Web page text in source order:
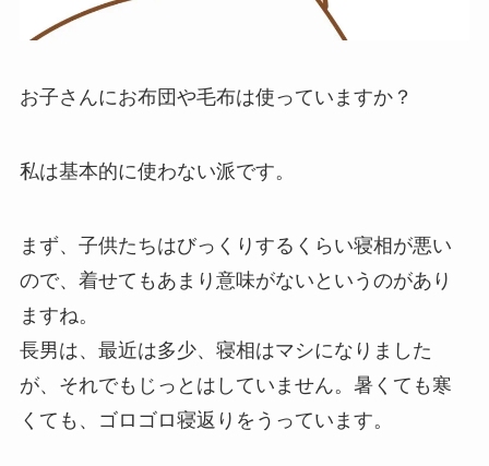
お子さんにお布団や毛布は使っていますか？
私は基本的に使わない派です。
まず、子供たちはびっくりするくらい寝相が悪い
ので、着せてもあまり意味がないというのがあり
ますね。
長男は、最近は多少、寝相はマシになりました
が、それでもじっとはしていません。暑くても寒
くても、ゴロゴロ寝返りをうっています。